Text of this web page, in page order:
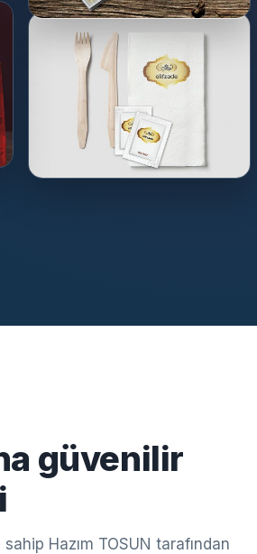
güvenilir
Hazım TOSUN tarafından